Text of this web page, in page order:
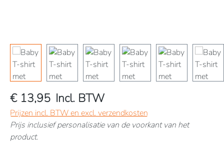
€ 13,95 Incl. BTW
Prijzen incl. BTW en excl. verzendkosten
Prijs inclusief personalisatie van de voorkant van het
product.